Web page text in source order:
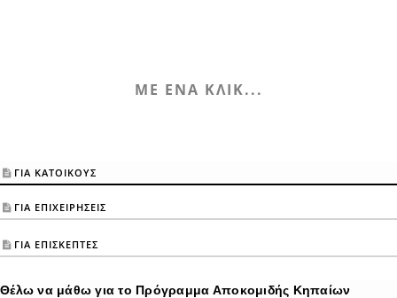
ΜΕ ΕΝΑ ΚΛΙΚ...
ΓΙΑ ΚΑΤΟΙΚΟΥΣ
ΓΙΑ ΕΠΙΧΕΙΡΗΣΕΙΣ
ΓΙΑ ΕΠΙΣΚΕΠΤΕΣ
Θέλω να μάθω για το Πρόγραμμα Αποκομιδής Κηπαίων